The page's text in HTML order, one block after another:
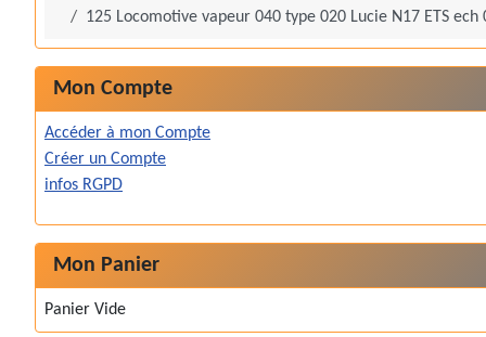
125 Locomotive vapeur 040 type 020 Lucie N17 ETS ech
Mon Compte
Accéder à mon Compte
Créer un Compte
infos RGPD
Mon Panier
Panier Vide